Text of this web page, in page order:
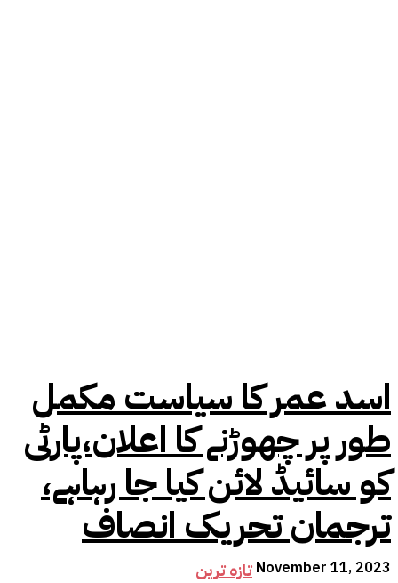
اسد عمر کا سیاست مکمل
طور پر چھوڑنے کا اعلان،پارٹی
کو سائیڈ لائن کیا جا رہاہے،
ترجمان تحریک انصاف
تازہ ترین November 11, 2023